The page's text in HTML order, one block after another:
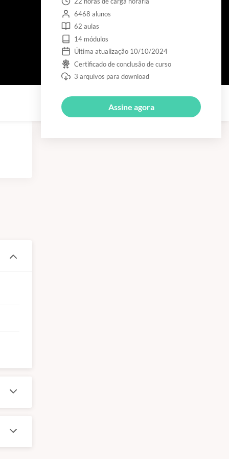
6468 alunos
62 aulas
14 módulos
Última atualização 10/10/2024
Certificado de conclusão de curso
3 arquivos para download
Assine agora